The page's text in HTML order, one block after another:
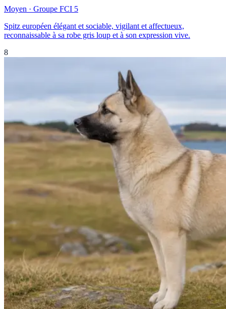
Moyen · Groupe FCI 5
Spitz européen élégant et sociable, vigilant et affectueux,
reconnaissable à sa robe gris loup et à son expression vive.
8